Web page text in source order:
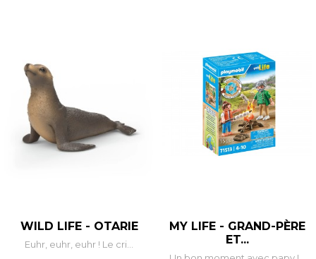
WILD LIFE - OTARIE
Euhr, euhr, euhr ! Le cri...
MY LIFE - GRAND-PÈRE
ET...